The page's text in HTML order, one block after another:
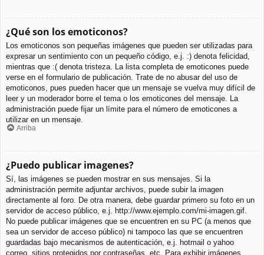
¿Qué son los emoticonos?
Los emoticonos son pequeñas imágenes que pueden ser utilizadas para
expresar un sentimiento con un pequeño código, e.j. :) denota felicidad,
mientras que :( denota tristeza. La lista completa de emoticones puede
verse en el formulario de publicación. Trate de no abusar del uso de
emoticonos, pues pueden hacer que un mensaje se vuelva muy difícil de
leer y un moderador borre el tema o los emoticones del mensaje. La
administración puede fijar un límite para el número de emoticones a
utilizar en un mensaje.
Arriba
¿Puedo publicar imagenes?
Sí, las imágenes se pueden mostrar en sus mensajes. Si la
administración permite adjuntar archivos, puede subir la imagen
directamente al foro. De otra manera, debe guardar primero su foto en un
servidor de acceso público, e.j. http://www.ejemplo.com/mi-imagen.gif.
No puede publicar imágenes que se encuentren en su PC (a menos que
sea un servidor de acceso público) ni tampoco las que se encuentren
guardadas bajo mecanismos de autenticación, e.j. hotmail o yahoo
correo, sitios protegidos por contraseñas, etc. Para exhibir imágenes